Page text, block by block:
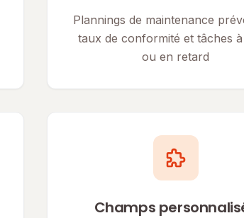
Plannings de maintenance
taux de conformité et tâches
ou en retard
Champs